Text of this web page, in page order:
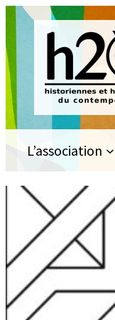
Aller
au
contenu
L’association